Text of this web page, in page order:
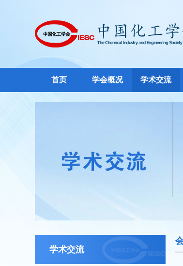
首页 学会概况 学术交流
学术交流